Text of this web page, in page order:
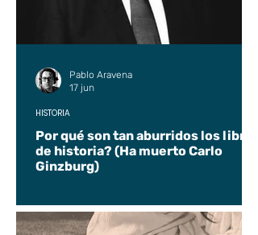
Por qué son tan aburridos los libros
de historia? (Ha muerto Carlo
Ginzburg)
HISTORIA
Pablo Aravena
17 jun